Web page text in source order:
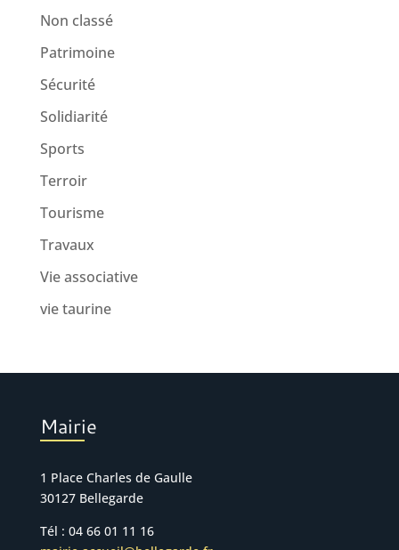
Non classé
Patrimoine
Sécurité
Solidiarité
Sports
Terroir
Tourisme
Travaux
Vie associative
vie taurine
Mairie
1 Place Charles de Gaulle
30127 Bellegarde
Tél : 04 66 01 11 16